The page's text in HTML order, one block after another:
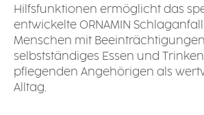
Hilfsfunktionen ermöglicht das
entwickelte ORNAMIN
Menschen mit Beeinträchtigungen
selbstständiges Essen und
pflegenden Angehörigen als
Alltag.